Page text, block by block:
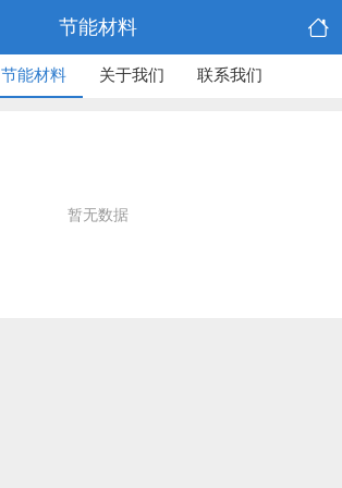
节能材料
节能材料 关于我们 联系我们
暂无数据